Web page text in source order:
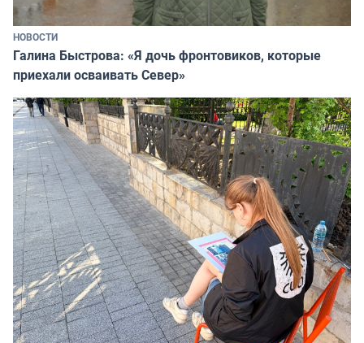
НОВОСТИ
Галина Быстрова: «Я дочь фронтовиков, которые
приехали осваивать Север»